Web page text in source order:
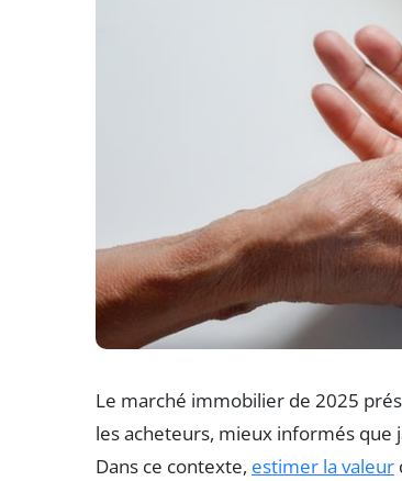
Le marché immobilier de 2025
les acheteurs, mieux informés
Dans ce contexte, estimer la valeur